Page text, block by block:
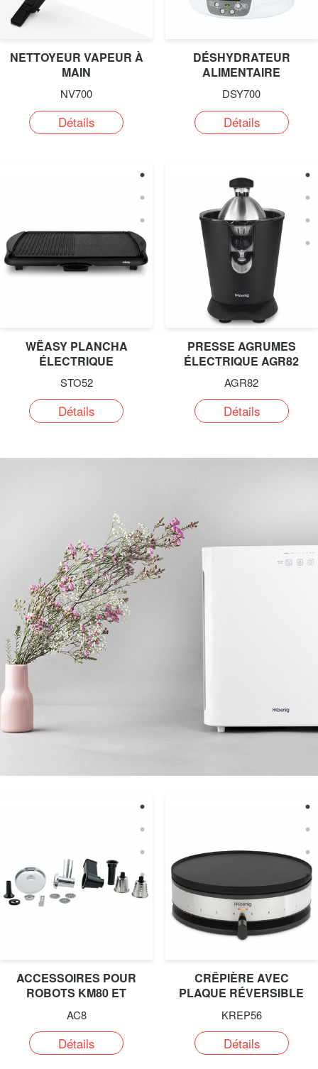
NETTOYEUR VAPEUR À
MAIN
NV700
Détails
DÉSHYDRATEUR
ALIMENTAIRE
DSY700
Détails
WËASY PLANCHA
ÉLECTRIQUE
STO52
Détails
PRESSE AGRUMES
ÉLECTRIQUE AGR82
AGR82
Détails
ACCESSOIRES POUR
ROBOTS KM80 ET
KMC90 - AC8
AC8
Détails
CRÊPIÈRE AVEC
PLAQUE RÉVERSIBLE
KREP56
Détails